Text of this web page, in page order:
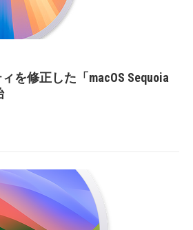
を修正した「macOS Sequoia